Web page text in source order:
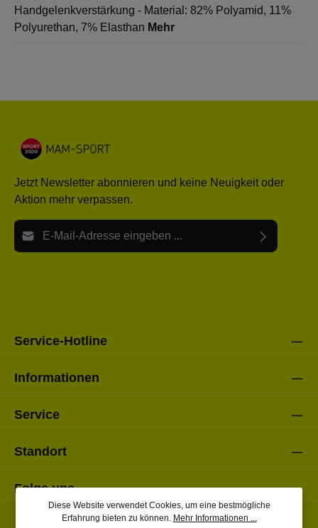
Handgelenkverstärkung - Material: 82% Polyamid, 11%
Polyurethan, 7% Elasthan Mehr
Jetzt Newsletter abonnieren und keine Neuigkeit oder
Aktion mehr verpassen.
E-Mail-Adresse*
Service-Hotline
Informationen
Service
Standort
Folge uns
Diese Website verwendet Cookies, um eine bestmögliche
Erfahrung bieten zu können. Mehr Informationen ...